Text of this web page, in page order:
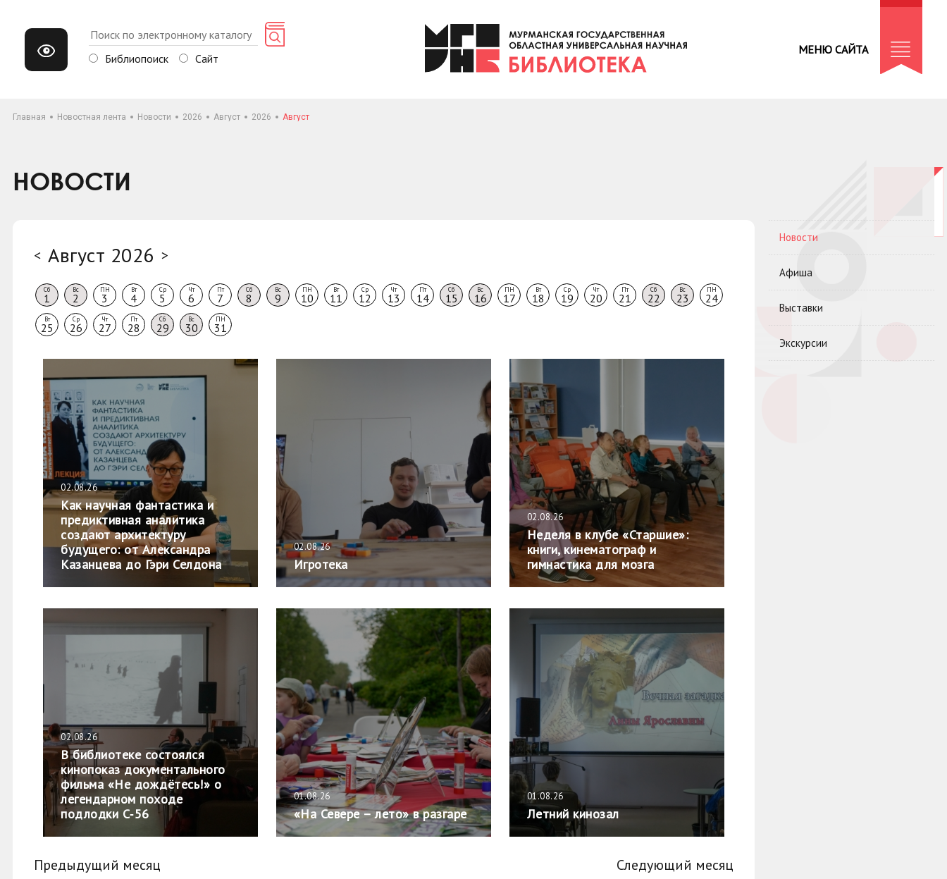
Библиопоиск Сайт
МЕНЮ САЙТА
Главная Новостная лента Новости 2026 Август 2026 Август
НОВОСТИ
< Август 2026 >
Сб
1
Вс
2
ПН
3
Вт
4
Ср
5
Чт
6
Пт
7
Сб
8
Вс
9
ПН
10
Вт
11
Ср
12
Чт
13
Пт
14
Сб
15
Вс
16
ПН
17
Вт
18
Ср
19
Чт
20
Пт
21
Сб
22
Вс
23
ПН
24
Вт
25
Ср
26
Чт
27
Пт
28
Сб
29
Вс
30
ПН
31
02.08.26
Как научная фантастика и
предиктивная аналитика
создают архитектуру
будущего: от Александра
Казанцева до Гэри Селдона
02.08.26
Игротека
02.08.26
Неделя в клубе «Старшие»:
книги, кинематограф и
гимнастика для мозга
02.08.26
В библиотеке состоялся
кинопоказ документального
фильма «Не дождётесь!» о
легендарном походе
подлодки С‑56
01.08.26
«На Севере – лето» в разгаре
01.08.26
Летний кинозал
Предыдущий месяц Следующий месяц
Новости
Афиша
Выставки
Экскурсии